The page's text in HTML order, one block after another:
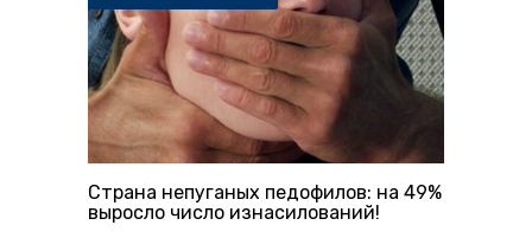
Страна непуганых педофилов: на 49%
выросло число изнасилований!